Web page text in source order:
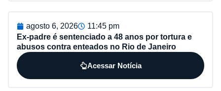
agosto 6, 2026
11:45 pm
Ex-padre é sentenciado a 48 anos por tortura e
abusos contra enteados no Rio de Janeiro
Acessar Notícia